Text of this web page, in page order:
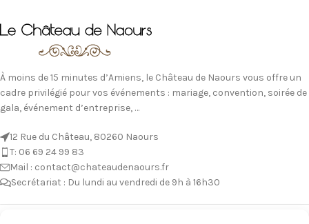
À moins de 15 minutes d’Amiens, le Château de Naours vous offre un
cadre privilégié pour vos événements : mariage, convention, soirée de
gala, événement d’entreprise, …
12 Rue du Château, 80260 Naours
T: 06 69 24 99 83
Mail : contact@chateaudenaours.fr
Secrétariat : Du lundi au vendredi de 9h à 16h30